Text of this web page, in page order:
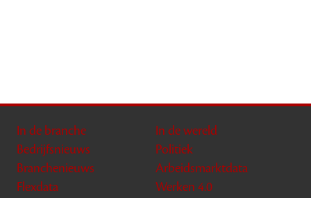
In de branche
Bedrijfsnieuws
Branchenieuws
Flexdata
In de wereld
Politiek
Arbeidsmarktdata
Werken 4.0